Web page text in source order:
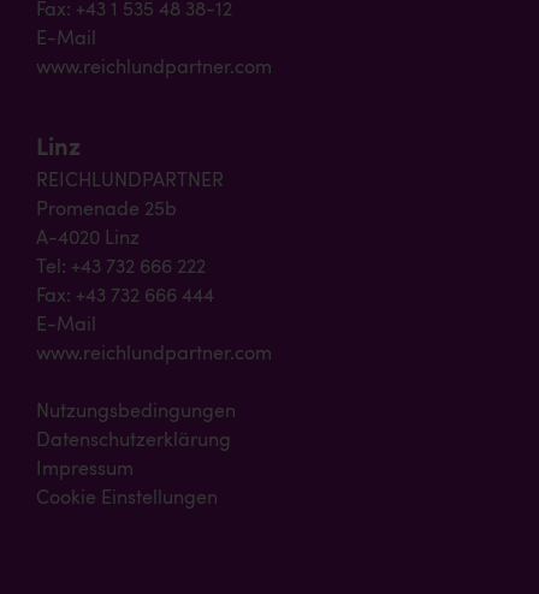
Fax: +43 1 535 48 38-12
E-Mail
www.reichlundpartner.com
Linz
REICHLUNDPARTNER
Promenade 25b
A-4020 Linz
Tel: +43 732 666 222
Fax: +43 732 666 444
E-Mail
www.reichlundpartner.com
Nutzungsbedingungen
Datenschutzerklärung
Impressum
Cookie Einstellungen